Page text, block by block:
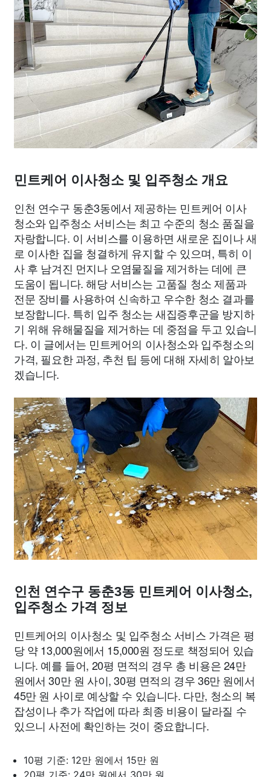
민트케어 이사청소 및 입주청소 개요
인천 연수구 동춘3동에서 제공하는 민트케어 이사
청소와 입주청소 서비스는 최고 수준의 청소 품질을
자랑합니다. 이 서비스를 이용하면 새로운 집이나 새
로 이사한 집을 청결하게 유지할 수 있으며, 특히 이
사 후 남겨진 먼지나 오염물질을 제거하는 데에 큰
도움이 됩니다. 해당 서비스는 고품질 청소 제품과
전문 장비를 사용하여 신속하고 우수한 청소 결과를
보장합니다. 특히 입주 청소는 새집증후군을 방지하
기 위해 유해물질을 제거하는 데 중점을 두고 있습니
다. 이 글에서는 민트케어의 이사청소와 입주청소의
가격, 필요한 과정, 추천 팁 등에 대해 자세히 알아보
겠습니다.
인천 연수구 동춘3동 민트케어 이사청소,
입주청소 가격 정보
민트케어의 이사청소 및 입주청소 서비스 가격은 평
당 약 13,000원에서 15,000원 정도로 책정되어 있습
니다. 예를 들어, 20평 면적의 경우 총 비용은 24만
원에서 30만 원 사이, 30평 면적의 경우 36만 원에서
45만 원 사이로 예상할 수 있습니다. 다만, 청소의 복
잡성이나 추가 작업에 따라 최종 비용이 달라질 수
있으니 사전에 확인하는 것이 중요합니다.
10평 기준: 12만 원에서 15만 원
20평 기준: 24만 원에서 30만 원